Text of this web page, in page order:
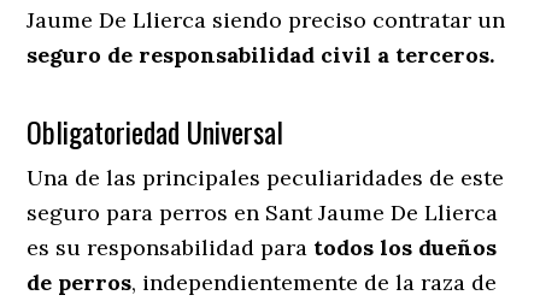
Jaume De Llierca siendo preciso contratar un
seguro de responsabilidad civil a terceros.
Obligatoriedad Universal
Una de las principales peculiaridades de este
seguro para perros en Sant Jaume De Llierca
es su responsabilidad para todos los dueños
de perros, independientemente de la raza de